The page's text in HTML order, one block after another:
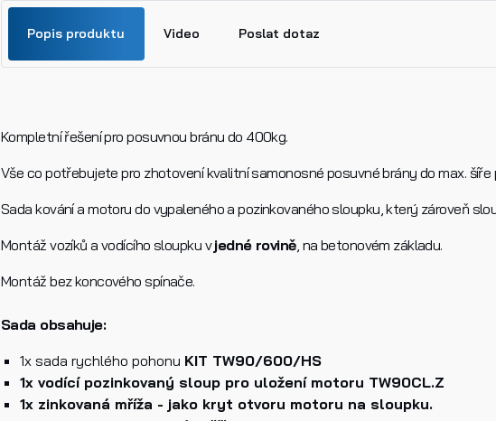
Popis produktu Video Poslat dotaz
Kompletní řešení pro posuvnou bránu do 400kg.
Vše co potřebujete pro zhotovení kvalitní samonosné posuvné brány do max. šíře
Sada kování a motoru do vypaleného a pozinkovaného sloupku, který zároveň
Montáž vozíků a vodícího sloupku vjedné rovině, na betonovém základu.
Montáž bez koncového spínače.
Sada obsahuje:
1x sada rychlého pohonu KIT TW90/600/HS
1x vodící pozinkovaný sloup pro uložení motoru TW90CL.Z
1x zinkovaná mříža - jako kryt otvoru motoru na sloupku.
Telefon
Dotaz k produktu
Přečetl/a jsem si a jsem srozuměn/a se Zásadami ochrany